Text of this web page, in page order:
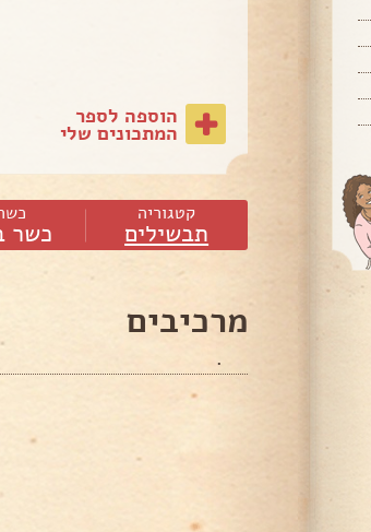
הוספה לספר
המתכונים שלי
קטגוריה
תבשילים כשר
מרכיבים
.